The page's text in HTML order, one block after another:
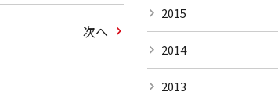
次へ
2015
2014
2013